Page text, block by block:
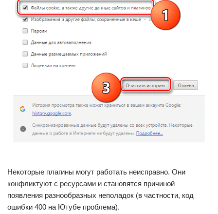
Некоторые плагины могут работать неисправно. Они
конфликтуют с ресурсами и становятся причиной
появления разнообразных неполадок (в частности, код
ошибки 400 на Ютубе проблема).